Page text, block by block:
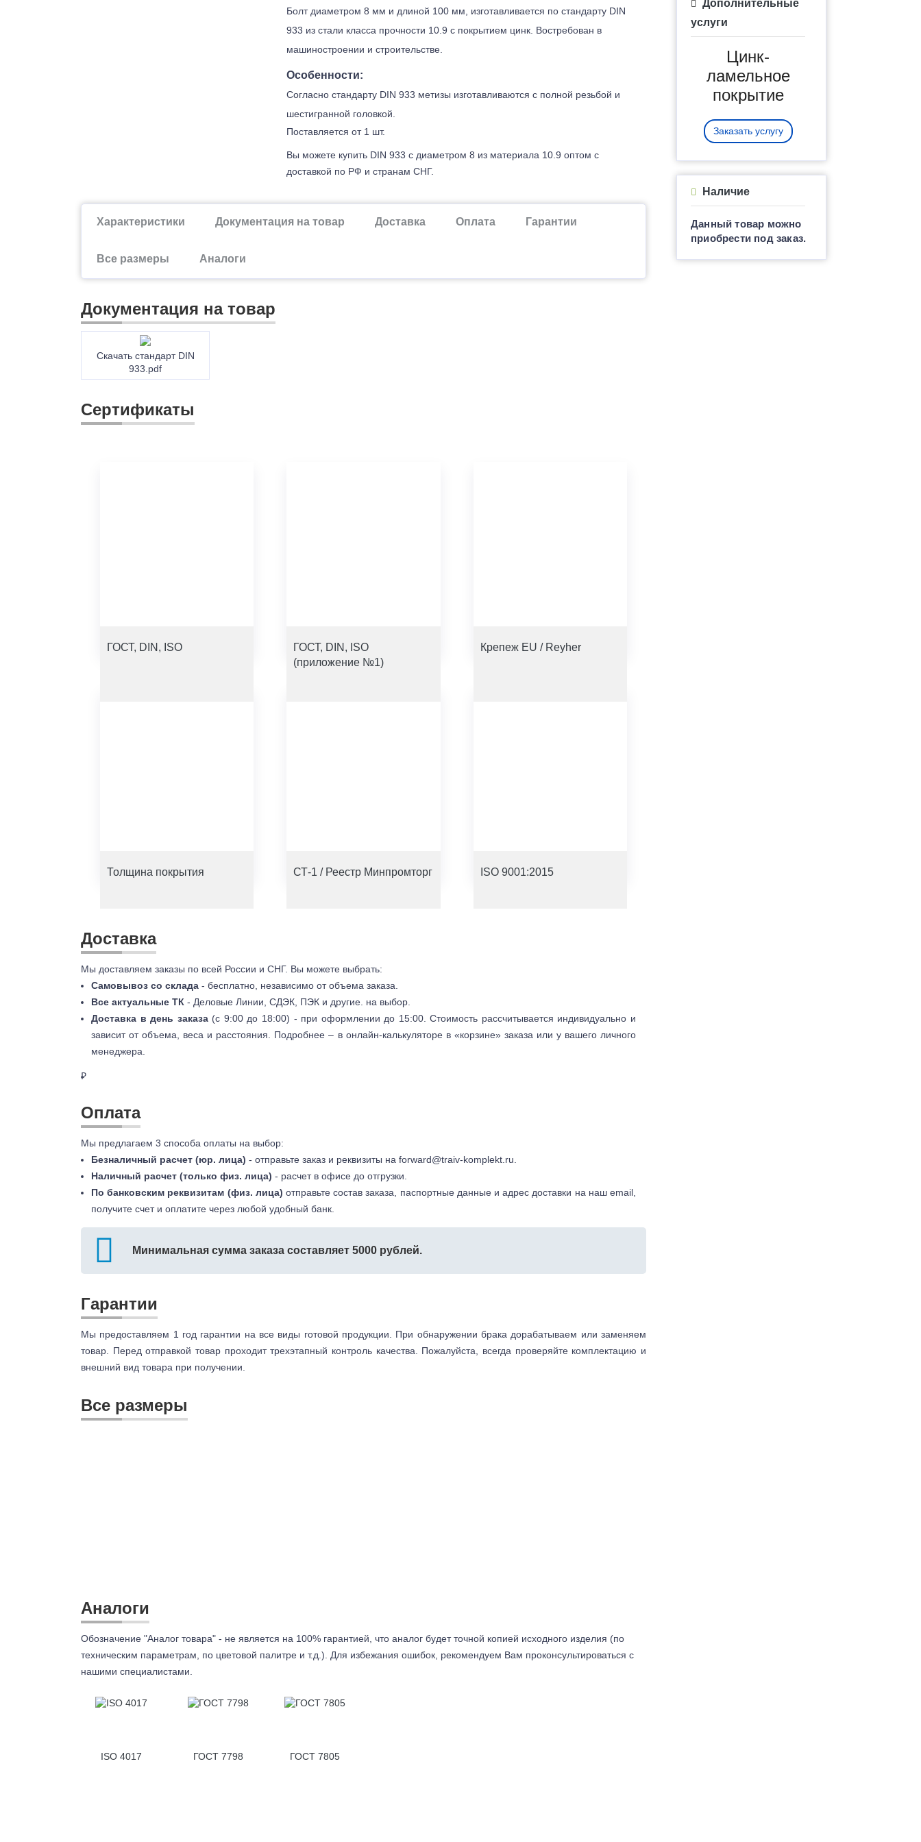
Болт диаметром 8 мм и длиной 100 мм, изготавливается по стандарту DIN
933 из стали класса прочности 10.9 с покрытием цинк. Востребован в
машиностроении и строительстве.
Особенности:
Согласно стандарту DIN 933 метизы изготавливаются с полной резьбой и
шестигранной головкой.
Поставляется от 1 шт.
Вы можете купить DIN 933 с диаметром 8 из материала 10.9 оптом с
доставкой по РФ и странам СНГ.
Характеристики Документация на товар Доставка Оплата Гарантии
Все размеры Аналоги
Документация на товар
Скачать стандарт DIN
933.pdf
Сертификаты
ГОСТ, DIN, ISO
ГОСТ, DIN, ISO
(приложение №1)
Крепеж EU / Reyher
Толщина покрытия СТ-1 / Реестр Минпромторг ISO 9001:2015
Доставка
Мы доставляем заказы по всей России и СНГ. Вы можете выбрать:
Самовывоз со склада - бесплатно, независимо от объема заказа.
Все актуальные ТК - Деловые Линии, СДЭК, ПЭК и другие. на выбор.
Доставка в день заказа(с 9:00 до 18:00) - при оформлении до 15:00. Стоимость рассчитывается индивидуально и
зависит от объема, веса и расстояния. Подробнее – в онлайн-калькуляторе в «корзине» заказа или у вашего личного
менеджера.
₽
Оплата
Мы предлагаем 3 способа оплаты на выбор:
Безналичный расчет (юр. лица) - отправьте заказ и реквизиты на forward@traiv-komplekt.ru
Наличный расчет (только физ. лица) - расчет в офисе до отгрузки.
По банковским реквизитам (физ. лица) отправьте состав заказа, паспортные данные и адрес доставки на наш email,
получите счет и оплатите через любой удобный банк.
Минимальная сумма заказа составляет 5000 рублей.
Гарантии
Мы предоставляем 1 год гарантии на все виды готовой продукции. При обнаружении брака дорабатываем или заменяем
товар. Перед отправкой товар проходит трехэтапный контроль качества. Пожалуйста, всегда проверяйте комплектацию и
внешний вид товара при получении.
Все размеры
Аналоги
Обозначение "Аналог товара" - не является на 100% гарантией, что аналог будет точной копией исходного изделия (по
техническим параметрам, по цветовой палитре и т.д.). Для избежания ошибок, рекомендуем Вам проконсультироваться с
нашими специалистами.
ISO 4017 ГОСТ 7798 ГОСТ 7805
Дополнительные
услуги
Цинк-
ламельное
покрытие
Заказать услугу
Наличие
Данный товар можно
приобрести под заказ.